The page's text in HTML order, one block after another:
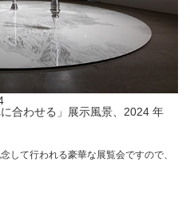
に合わせる」展示風景、2024 年
して行われる豪華な展覧会ですので、